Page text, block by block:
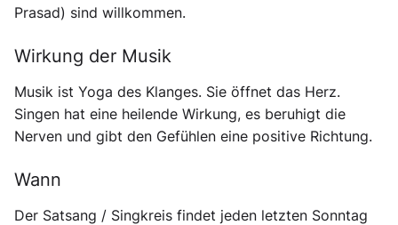
Prasad) sind willkommen.
Wirkung der Musik
Musik ist Yoga des Klanges. Sie öffnet das Herz.
Singen hat eine heilende Wirkung, es beruhigt die
Nerven und gibt den Gefühlen eine positive Richtung.
Wann
Der Satsang / Singkreis findet jeden letzten Sonntag